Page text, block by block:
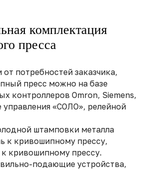
комплектация
пресса
от потребностей заказчика,
пресс можно на базе
контроллеров Omron, Siemens,
управления «СОЛО», релейной
штамповки металла
к кривошипному прессу,
кривошипному прессу.
подающие устройства,